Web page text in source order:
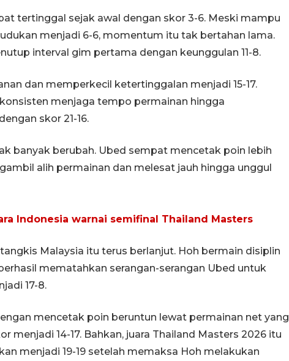
tertinggal sejak awal dengan skor 3-6. Meski mampu
menjadi 6-6, momentum itu tak bertahan lama.
interval gim pertama dengan keunggulan 11-8.
dan memperkecil ketertinggalan menjadi 15-17.
menjaga tempo permainan hingga
skor 21-16.
banyak berubah. Ubed sempat mencetak poin lebih
alih permainan dan melesat jauh hingga unggul
Indonesia warnai semifinal Thailand Masters
Malaysia itu terus berlanjut. Hoh bermain disiplin
mematahkan serangan-serangan Ubed untuk
17-8.
mencetak poin beruntun lewat permainan net yang
menjadi 14-17. Bahkan, juara Thailand Masters 2026 itu
menjadi 19-19 setelah memaksa Hoh melakukan